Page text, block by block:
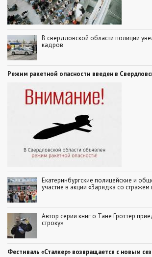
В свердловской области полиции
кадров
Режим ракетной опасности введен в
Екатеринбургские полицейские и
участие в акции «Зарядка со
Автор серии книг о Тане Гроттер
строку»
Фестиваль «Сталкер» возвращается с новым